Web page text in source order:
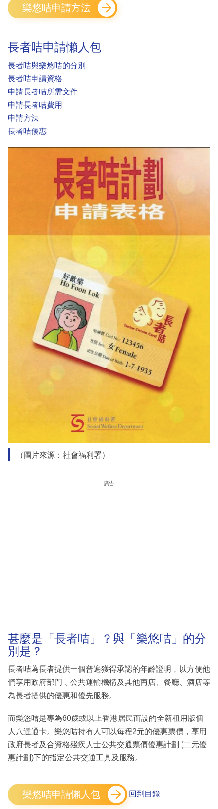
樂悠咭申請方法
長者咭申請懶人包
長者咭與樂悠咭的分別
長者咭申請資格
申請長者咭所需文件
申請長者咭費用
申請方法
長者咭優惠
（圖片來源：社會福利署）
廣告
甚麼是「長者咭」？與「樂悠咭」的分
別是？
長者咭為長者提供一個普遍獲得承認的年齡證明﹐以方便他
們享用政府部門﹑公共運輸機構及其他商店、餐廳、酒店等
為長者提供的優惠和優先服務。
而樂悠咭是專為60歲或以上香港居民而設的全新租用版個
人八達通卡。樂悠咭持有人可以每程2元的優惠票價，享用
政府長者及合資格殘疾人士公共交通票價優惠計劃 (二元優
惠計劃)下的指定公共交通工具及服務。
樂悠咭申請懶人包 回到目錄